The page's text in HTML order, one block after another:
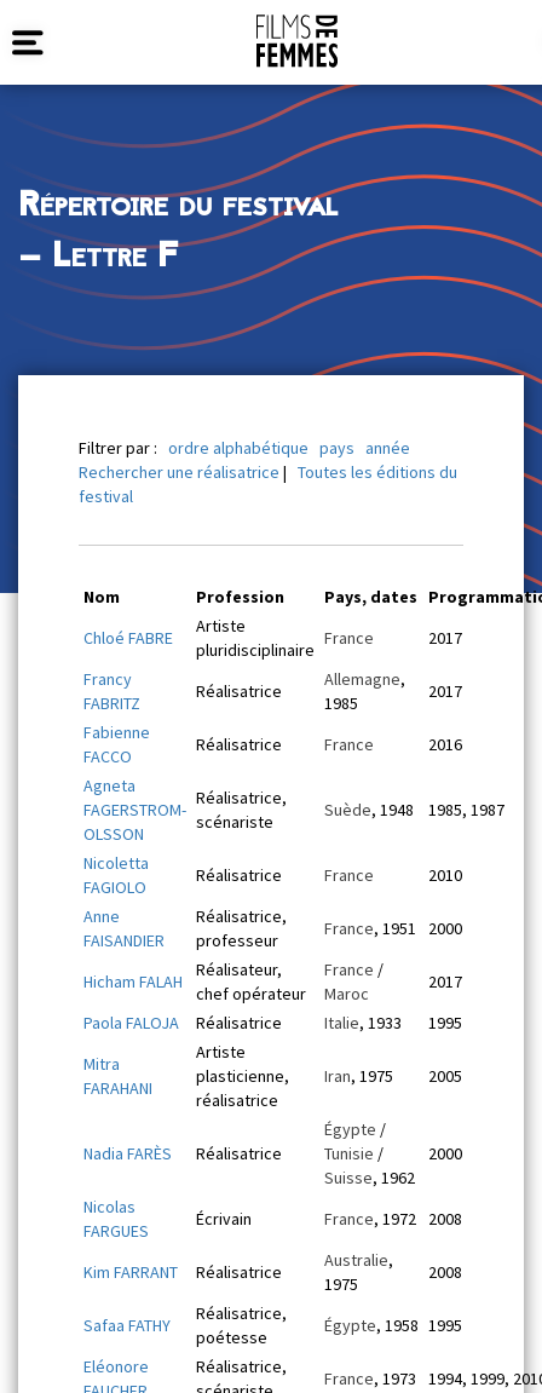
Répertoire du festival
— Lettre F
Filtrer par : ordre alphabétique pays année
Rechercher une réalisatrice | Toutes les éditions du
festival
Nom Profession Pays, dates
Chloé FABRE
Artiste
pluridisciplinaire
France
2017
Francy
FABRITZ
Réalisatrice
Allemagne,
1985
2017
Fabienne
FACCO
Réalisatrice France
2016
Agneta
FAGERSTROM-
OLSSON
Réalisatrice,
scénariste
Suède, 1948 1985, 1987
Nicoletta
FAGIOLO
Réalisatrice France
2010
Anne
FAISANDIER
Réalisatrice,
professeur
France, 1951 2000
Hicham FALAH
Réalisateur,
chef opérateur
France /
Maroc
2017
Paola FALOJA
Réalisatrice Italie, 1933
1995
Mitra
FARAHANI
Artiste
plasticienne,
réalisatrice
Iran, 1975 2005
Nadia FARÈS Réalisatrice
Égypte /
Tunisie /
Suisse, 1962
2000
Nicolas
FARGUES
Écrivain France, 1972 2008
Kim FARRANT Réalisatrice
Australie,
1975
2008
Safaa FATHY
Réalisatrice,
poétesse
Égypte, 1958 1995
Eléonore
Réalisatrice,
France, 1973
1994, 1999,